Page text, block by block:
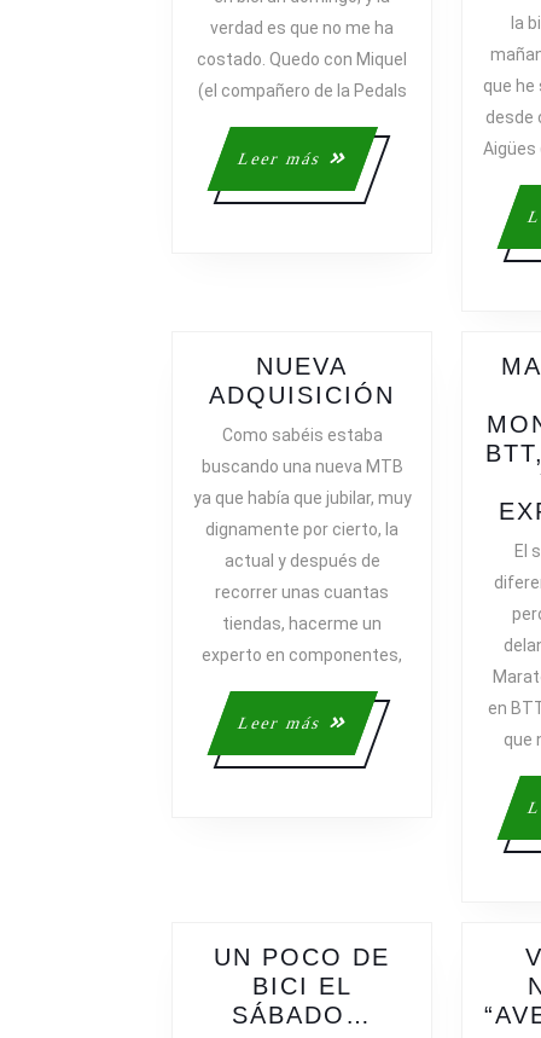
verdad es que no me ha
costado. Quedo con Miquel
(el compañero de la Pedals
Leer más
Leer
más
la
que
desde
Aigües
NUEVA
ADQUISICIÓN
Como sabéis estaba
buscando una nueva MTB
ya que había que jubilar, muy
dignamente por cierto, la
actual y después de
recorrer unas cuantas
tiendas, hacerme un
experto en componentes,
Leer más
Leer
más
El
en
que
UN POCO DE
BICI EL
SÁBADO…